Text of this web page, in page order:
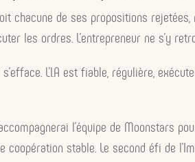
chacune de ses propositions
les ordres. L’entrepreneur ne s’y
L’I.A est fiable, régulière,
l’équipe de
coopération stable. Le second éfi de